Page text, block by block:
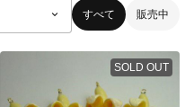
すべて 販売中
SOLD OUT